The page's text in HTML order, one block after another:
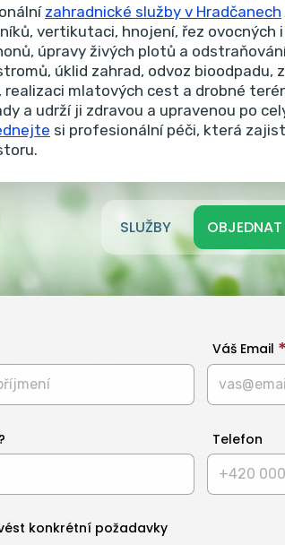
zahradnické služby v Hradčanech
vertikutaci, hnojení, řez ovocných
úpravy živých plotů a
úklid zahrad, odvoz bioodpadu,
realizaci mlatových cest a drobné
a udrží ji zdravou a upravenou po
si profesionální péči, která
SLUŽBY OBJEDNAT
Váš Email
Telefon
konkrétní požadavky